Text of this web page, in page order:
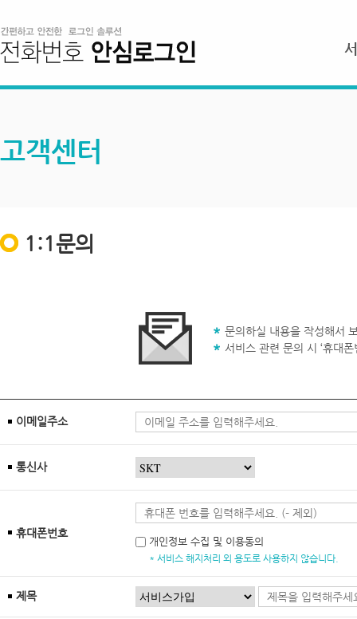
고객센터
1:1문의
문의하실 내용을 작성해서
서비스 관련 문의 시 ‘휴대
이메일주소
통신사
휴대폰번호
개인정보 수집 및 이용동의
* 서비스 해지처리 외 용도로 사용하지 않습니다.
제목